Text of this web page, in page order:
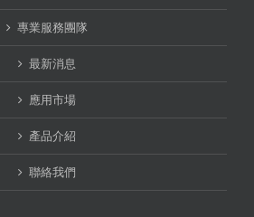
專業服務團隊
最新消息
應用市場
產品介紹
聯絡我們